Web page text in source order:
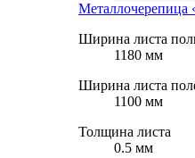
Металлочерепица
Ширина листа
1180 мм
Ширина листа
1100 мм
Толщина листа
0.5 мм